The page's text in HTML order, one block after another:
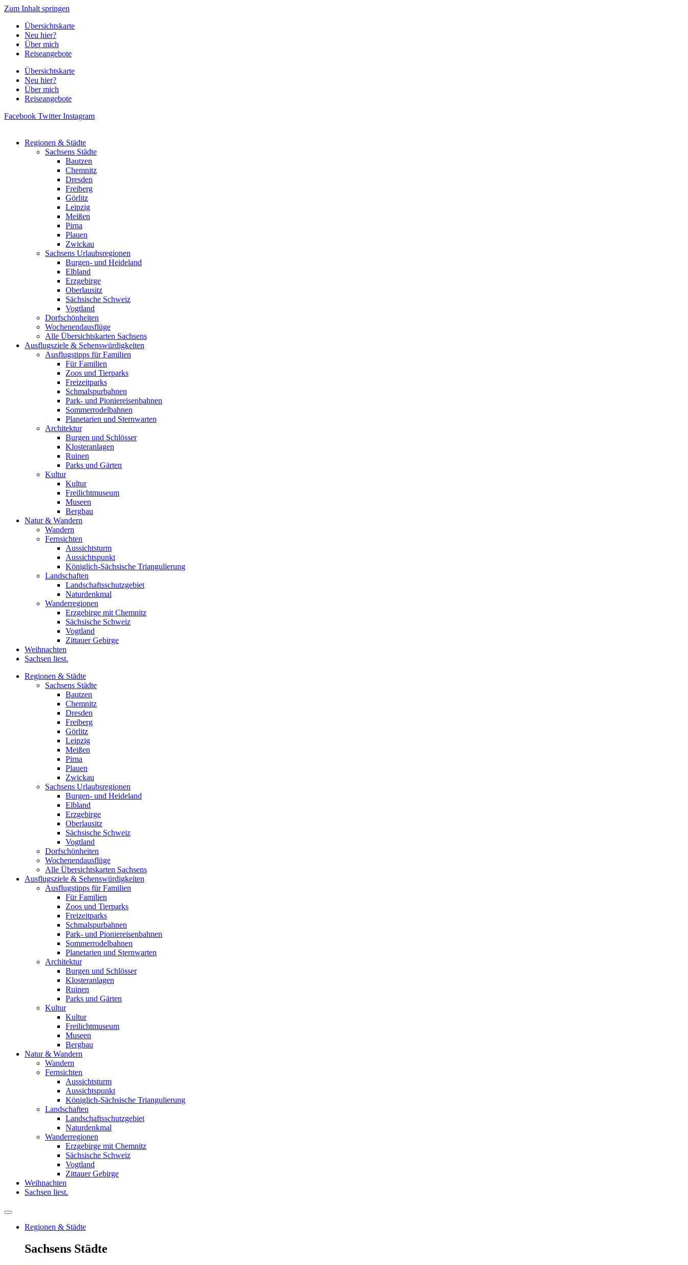
Zum Inhalt springen
Übersichtskarte
Neu hier?
Über mich
Reiseangebote
Übersichtskarte
Neu hier?
Über mich
Reiseangebote
Facebook Twitter Instagram
Regionen & Städte
Sachsens Städte
Bautzen
Chemnitz
Dresden
Freiberg
Görlitz
Leipzig
Meißen
Pirna
Plauen
Zwickau
Sachsens Urlaubsregionen
Burgen- und Heideland
Elbland
Erzgebirge
Oberlausitz
Sächsische Schweiz
Vogtland
Dorfschönheiten
Wochenendausflüge
Alle Übersichtskarten Sachsens
Ausflugsziele & Sehenswürdigkeiten
Ausflugstipps für Familien
Für Familien
Zoos und Tierparks
Freizeitparks
Schmalspurbahnen
Park- und Pioniereisenbahnen
Sommerrodelbahnen
Planetarien und Sternwarten
Architektur
Burgen und Schlösser
Klosteranlagen
Ruinen
Parks und Gärten
Kultur
Kultur
Freilichtmuseum
Museen
Bergbau
Natur & Wandern
Wandern
Fernsichten
Aussichtsturm
Aussichtspunkt
Königlich-Sächsische Triangulierung
Landschaften
Landschaftsschutzgebiet
Naturdenkmal
Wanderregionen
Erzgebirge mit Chemnitz
Sächsische Schweiz
Vogtland
Zittauer Gebirge
Weihnachten
Sachsen liest.
Regionen & Städte
Sachsens Städte
Bautzen
Chemnitz
Dresden
Freiberg
Görlitz
Leipzig
Meißen
Pirna
Plauen
Zwickau
Sachsens Urlaubsregionen
Burgen- und Heideland
Elbland
Erzgebirge
Oberlausitz
Sächsische Schweiz
Vogtland
Dorfschönheiten
Wochenendausflüge
Alle Übersichtskarten Sachsens
Ausflugsziele & Sehenswürdigkeiten
Ausflugstipps für Familien
Für Familien
Zoos und Tierparks
Freizeitparks
Schmalspurbahnen
Park- und Pioniereisenbahnen
Sommerrodelbahnen
Planetarien und Sternwarten
Architektur
Burgen und Schlösser
Klosteranlagen
Ruinen
Parks und Gärten
Kultur
Kultur
Freilichtmuseum
Museen
Bergbau
Natur & Wandern
Wandern
Fernsichten
Aussichtsturm
Aussichtspunkt
Königlich-Sächsische Triangulierung
Landschaften
Landschaftsschutzgebiet
Naturdenkmal
Wanderregionen
Erzgebirge mit Chemnitz
Sächsische Schweiz
Vogtland
Zittauer Gebirge
Weihnachten
Sachsen liest.
Regionen & Städte
Sachsens Städte